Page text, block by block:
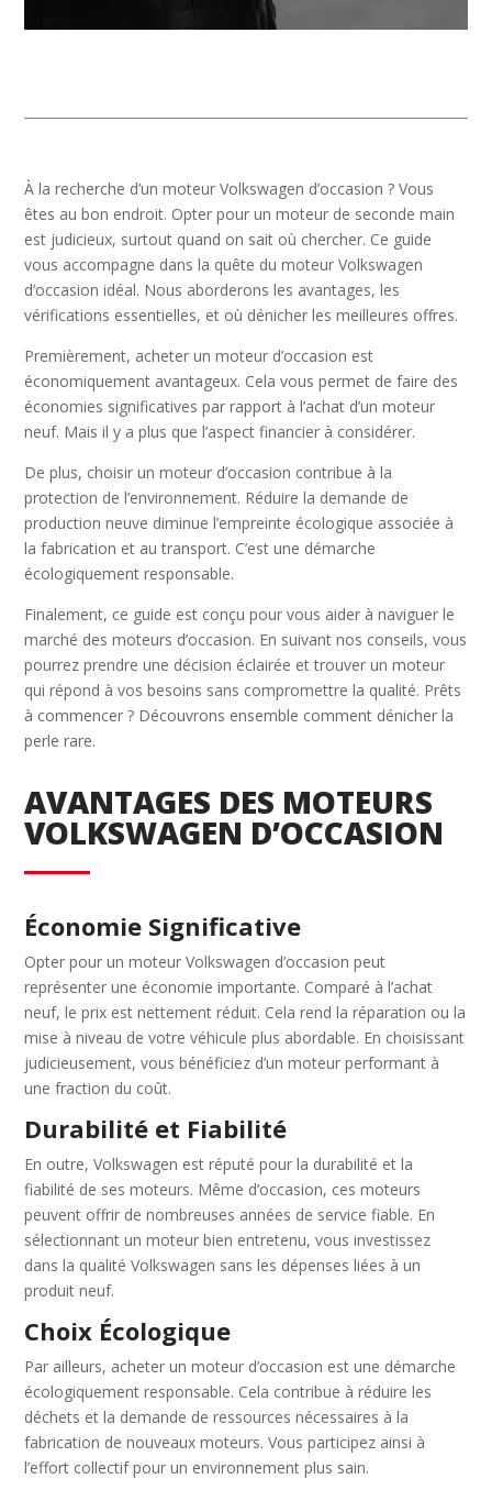
À la recherche d’un moteur Volkswagen d’occasion ? Vous
êtes au bon endroit. Opter pour un moteur de seconde main
est judicieux, surtout quand on sait où chercher. Ce guide
vous accompagne dans la quête du moteur Volkswagen
d’occasion idéal. Nous aborderons les avantages, les
vérifications essentielles, et où dénicher les meilleures offres.
Premièrement, acheter un moteur d’occasion est
économiquement avantageux. Cela vous permet de faire des
économies significatives par rapport à l’achat d’un moteur
neuf. Mais il y a plus que l’aspect financier à considérer.
De plus, choisir un moteur d’occasion contribue à la
protection de l’environnement. Réduire la demande de
production neuve diminue l’empreinte écologique associée à
la fabrication et au transport. C’est une démarche
écologiquement responsable.
Finalement, ce guide est conçu pour vous aider à naviguer le
marché des moteurs d’occasion. En suivant nos conseils, vous
pourrez prendre une décision éclairée et trouver un moteur
qui répond à vos besoins sans compromettre la qualité. Prêts
à commencer ? Découvrons ensemble comment dénicher la
perle rare.
AVANTAGES DES MOTEURS
VOLKSWAGEN D’OCCASION
Économie Significative
Opter pour un moteur Volkswagen d’occasion peut
représenter une économie importante. Comparé à l’achat
neuf, le prix est nettement réduit. Cela rend la réparation ou la
mise à niveau de votre véhicule plus abordable. En choisissant
judicieusement, vous bénéficiez d’un moteur performant à
une fraction du coût.
Durabilité et Fiabilité
En outre, Volkswagen est réputé pour la durabilité et la
fiabilité de ses moteurs. Même d’occasion, ces moteurs
peuvent offrir de nombreuses années de service fiable. En
sélectionnant un moteur bien entretenu, vous investissez
dans la qualité Volkswagen sans les dépenses liées à un
produit neuf.
Choix Écologique
Par ailleurs, acheter un moteur d’occasion est une démarche
écologiquement responsable. Cela contribue à réduire les
déchets et la demande de ressources nécessaires à la
fabrication de nouveaux moteurs. Vous participez ainsi à
l’effort collectif pour un environnement plus sain.